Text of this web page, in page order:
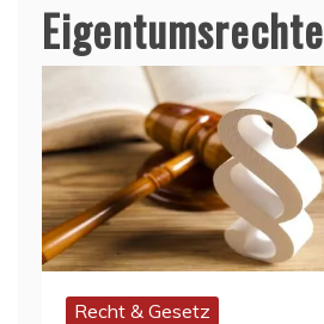
Eigentumsrechte
Recht & Gesetz